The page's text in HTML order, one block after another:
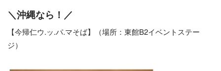
＼沖縄なら！／
【今帰仁ウ.ッ.パ.マそば】（場所：東館B2イベントステー
ジ）